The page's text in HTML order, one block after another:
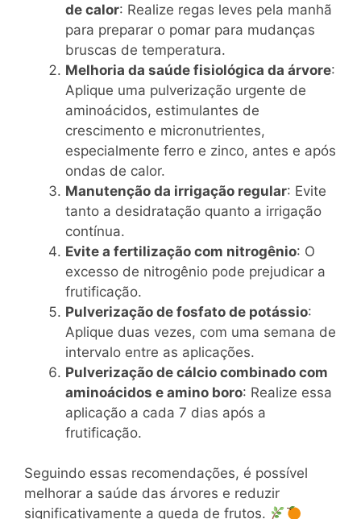
de calor: Realize regas leves pela manhã
para preparar o pomar para mudanças
bruscas de temperatura.
Melhoria da saúde fisiológica da árvore:
Aplique uma pulverização urgente de
aminoácidos, estimulantes de
crescimento e micronutrientes,
especialmente ferro e zinco, antes e após
ondas de calor.
Manutenção da irrigação regular: Evite
tanto a desidratação quanto a irrigação
contínua.
Evite a fertilização com nitrogênio: O
excesso de nitrogênio pode prejudicar a
frutificação.
Pulverização de fosfato de potássio:
Aplique duas vezes, com uma semana de
intervalo entre as aplicações.
Pulverização de cálcio combinado com
aminoácidos e amino boro: Realize essa
aplicação a cada 7 dias após a
frutificação.
Seguindo essas recomendações, é possível
melhorar a saúde das árvores e reduzir
significativamente a queda de frutos.